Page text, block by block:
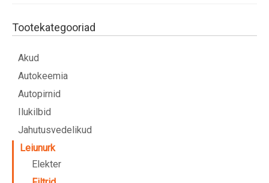
Tootekategooriad
Akud
Autokeemia
Autopirnid
Ilukilbid
Jahutusvedelikud
Leiunurk
Elekter